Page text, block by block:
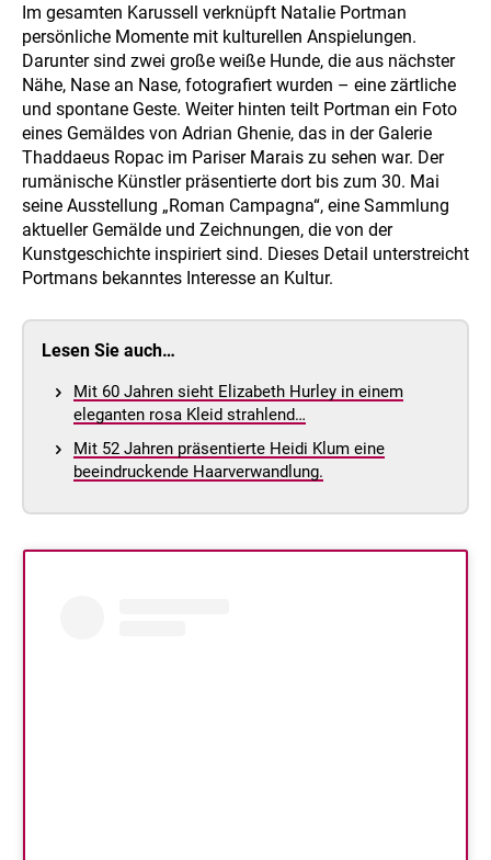
Im gesamten Karussell verknüpft Natalie Portman
persönliche Momente mit kulturellen Anspielungen.
Darunter sind zwei große weiße Hunde, die aus nächster
Nähe, Nase an Nase, fotografiert wurden – eine zärtliche
und spontane Geste. Weiter hinten teilt Portman ein Foto
eines Gemäldes von Adrian Ghenie, das in der Galerie
Thaddaeus Ropac im Pariser Marais zu sehen war. Der
rumänische Künstler präsentierte dort bis zum 30. Mai
seine Ausstellung „Roman Campagna“, eine Sammlung
aktueller Gemälde und Zeichnungen, die von der
Kunstgeschichte inspiriert sind. Dieses Detail unterstreicht
Portmans bekanntes Interesse an Kultur.
Lesen Sie auch…
Mit 60 Jahren sieht Elizabeth Hurley in einem
eleganten rosa Kleid strahlend…
Mit 52 Jahren präsentierte Heidi Klum eine
beeindruckende Haarverwandlung.